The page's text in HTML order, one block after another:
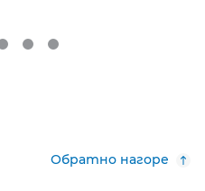
Обратно нагоре